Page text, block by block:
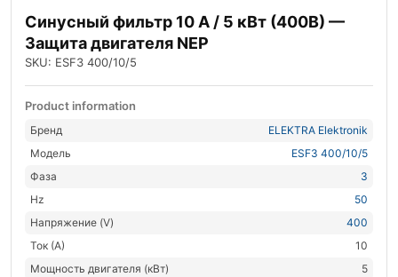
Синусный фильтр 10 А / 5 кВт (400В) —
Защита двигателя NEP
SKU: ESF3 400/10/5
Product information
Бренд
ELEKTRA Elektronik
Модель
ESF3 400/10/5
Фаза
3
Hz
50
Напряжение (V)
400
Ток (А)
10
Мощность двигателя (кВт)
5